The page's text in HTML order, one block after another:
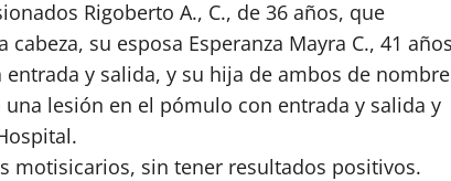
Rigoberto A., C., de 36 años, que
su esposa Esperanza Mayra C., 41 años
y salida, y su hija de ambos de nombre
lesión en el pómulo con entrada y salida y
motisicarios, sin tener resultados positivos.